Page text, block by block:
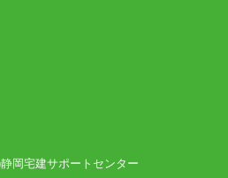
岡宅建サポートセンター